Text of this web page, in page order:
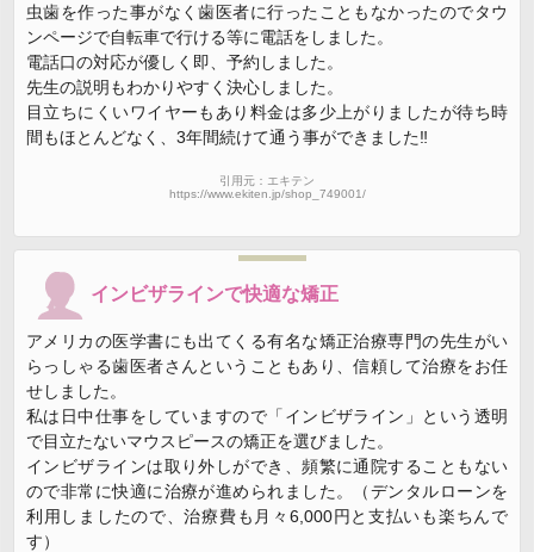
虫歯を作った事がなく歯医者に行ったこともなかったのでタウ
ンページで自転車で行ける等に電話をしました。
電話口の対応が優しく即、予約しました。
先生の説明もわかりやすく決心しました。
目立ちにくいワイヤーもあり料金は多少上がりましたが待ち時
間もほとんどなく、3年間続けて通う事ができました‼
引用元：エキテン
https://www.ekiten.jp/shop_749001/
インビザラインで快適な矯正
アメリカの医学書にも出てくる有名な矯正治療専門の先生がい
らっしゃる歯医者さんということもあり、信頼して治療をお任
せしました。
私は日中仕事をしていますので「インビザライン」という透明
で目立たないマウスピースの矯正を選びました。
インビザラインは取り外しができ、頻繁に通院することもない
ので非常に快適に治療が進められました。（デンタルローンを
利用しましたので、治療費も月々6,000円と支払いも楽ちんで
す）